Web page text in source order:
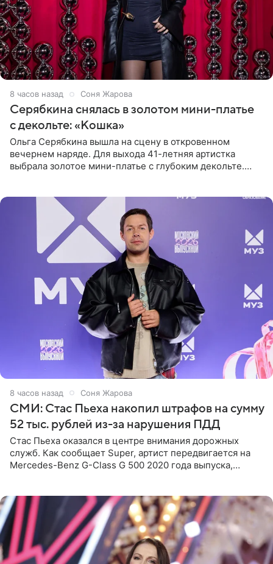
8 часов назад Соня Жарова
Серябкина снялась в золотом мини-платье
с декольте: «Кошка»
Ольга Серябкина вышла на сцену в откровенном
вечернем наряде. Для выхода 41-летняя артистка
выбрала золотое мини-платье с глубоким декольте.
8 часов назад Соня Жарова
СМИ: Стас Пьеха накопил штрафов на сумму
52 тыс. рублей из-за нарушения ПДД
Стас Пьеха оказался в центре внимания дорожных
служб. Как сообщает Super, артист передвигается на
Mercedes-Benz G-Class G 500 2020 года выпуска,